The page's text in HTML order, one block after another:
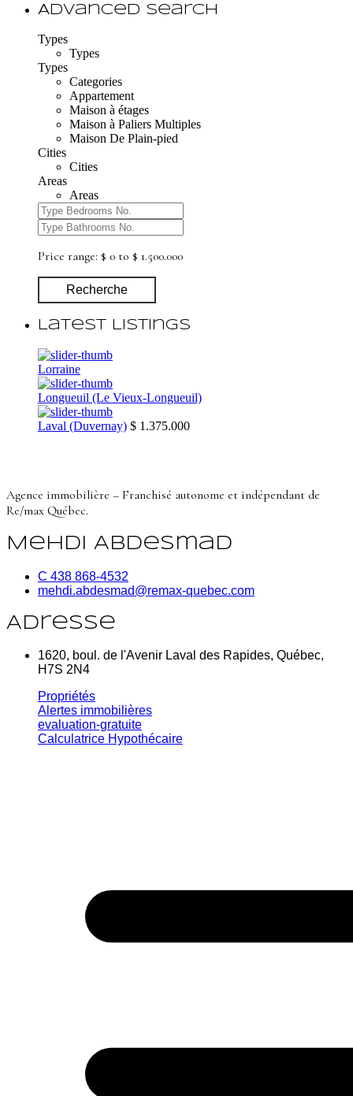
Advanced Search
Types
Types
Types
Categories
Appartement
Maison à étages
Maison à Paliers Multiples
Maison De Plain-pied
Cities
Cities
Areas
Areas
Price range: $ 0 to $ 1.500.000
Recherche
Latest Listings
Lorraine
Longueuil (Le Vieux-Longueuil)
Laval (Duvernay) $ 1.375.000
Agence immobilière – Franchisé autonome et indépendant de
Re/max Québec.
Mehdi Abdesmad
C 438 868-4532
mehdi.abdesmad@remax-quebec.com
Adresse
1620, boul. de l'Avenir Laval des Rapides, Québec,
H7S 2N4
Propriétés
Alertes immobilières
evaluation-gratuite
Calculatrice Hypothécaire